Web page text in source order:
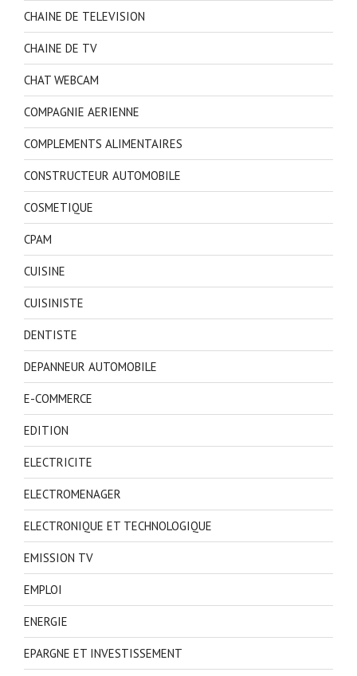
CHAINE DE TELEVISION
CHAINE DE TV
CHAT WEBCAM
COMPAGNIE AERIENNE
COMPLEMENTS ALIMENTAIRES
CONSTRUCTEUR AUTOMOBILE
COSMETIQUE
CPAM
CUISINE
CUISINISTE
DENTISTE
DEPANNEUR AUTOMOBILE
E-COMMERCE
EDITION
ELECTRICITE
ELECTROMENAGER
ELECTRONIQUE ET TECHNOLOGIQUE
EMISSION TV
EMPLOI
ENERGIE
EPARGNE ET INVESTISSEMENT